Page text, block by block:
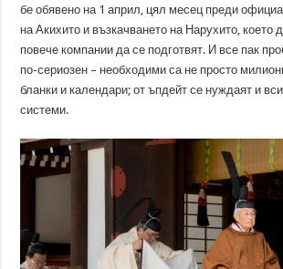
бе обявено на 1 април, цял месец преди
на Акихито и възкачването на Нарухито, което
повече компании да се подготвят. И все пак
по-сериозен – необходими са не просто
бланки и календари; от ъпдейт се нуждаят и
системи.